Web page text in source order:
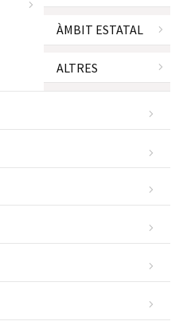
ÀMBIT ESTATAL
ALTRES